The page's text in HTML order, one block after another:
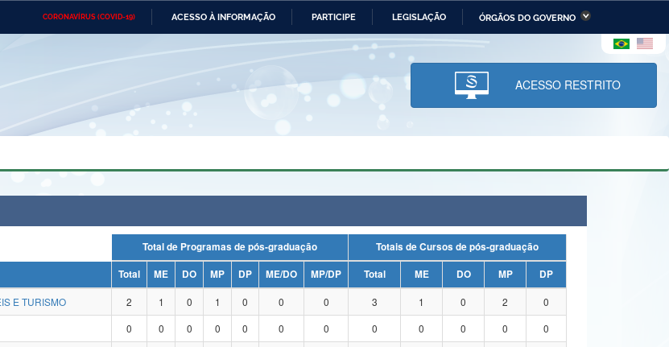
CORONAVÍRUS (COVID-19) ACESSO À INFORMAÇÃO PARTICIPE LEGISLAÇÃO ÓRGÃOS DO GOVERNO
Ministério das Relações Ministério da Economia Ministério da Infraestrutura
Ministério da Ciência,
Tecnologia, Inovações e
Comunicações
do Desenvolvimento
e dos Direitos Humanos
Geral da União Banco Central do Brasil Planalto
ACESSO RESTRITO
Total de Programas de pós-graduação
Totais de Cursos de pós-graduação
Total ME DO MP DP ME/DO MP/DP Total ME DO MP
DP
E TURISMO
2 1 0 1 0 0 0 3 1 0 2
0
0 0 0 0 0 0 0 0 0 0 0
0